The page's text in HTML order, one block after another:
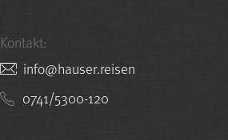
Kontakt:
nesier.resuah@ofni
0741/5300-120